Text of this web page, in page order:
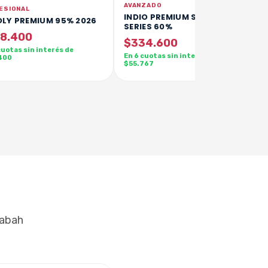
PREMIUM 95% 2026
sin interés de
AVANZADO
INDIO PREMIUM SPECIAL
SERIES 60%
$334.600
En 6 cuotas sin interés de
$55.767